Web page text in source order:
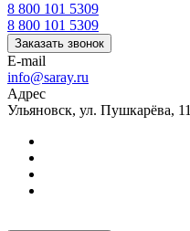
8 800 101 5309
8 800 101 5309
Заказать звонок
E-mail
info@saray.ru
Адрес
Ульяновск, ул. Пушкарёва, 11